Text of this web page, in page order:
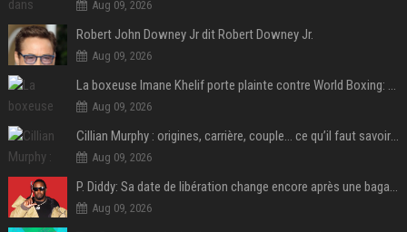
Aug 09, 2026
Robert John Downey Jr dit Robert Downey Jr.
Aug 09, 2026
La boxeuse Imane Khelif porte plainte contre World Boxing: retour sur une affaire qui agite le monde du sport
Aug 09, 2026
Cillian Murphy : origines, carrière, couple… ce qu’il faut savoir sur l’acteur
Aug 09, 2026
P. Diddy: Sa date de libération change encore après une bagarre
Aug 09, 2026